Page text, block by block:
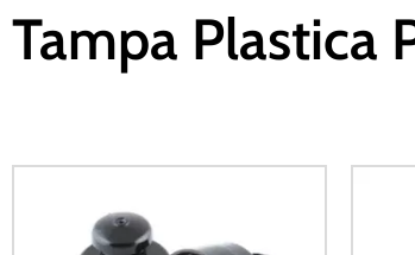
Tampa Plastica